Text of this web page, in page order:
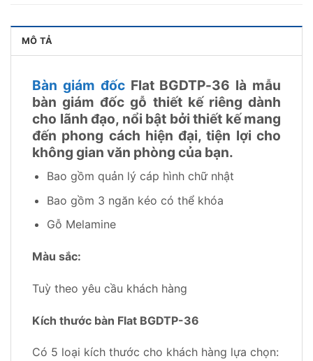
MÔ TẢ
Bàn giám đốcFlat BGDTP-36 là mẫu
bàn giám đốc gỗ thiết kế riêng dành
cho lãnh đạo, nổi bật bởi thiết kế mang
đến phong cách hiện đại, tiện lợi cho
không gian văn phòng của bạn.
Bao gồm quản lý cáp hình chữ nhật
Bao gồm 3 ngăn kéo có thể khóa
Gỗ Melamine
Màu sắc:
Tuỳ theo yêu cầu khách hàng
Kích thước bàn Flat BGDTP-36
Có 5 loại kích thước cho khách hàng lựa chọn: